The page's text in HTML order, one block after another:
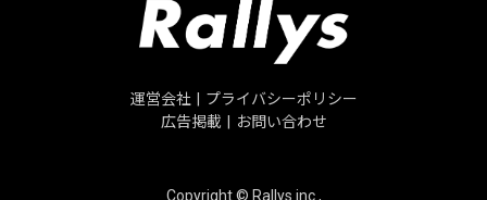
運営会社
プライバシーポリシー
広告掲載
お問い合わせ
Copyright © Rallys inc.,